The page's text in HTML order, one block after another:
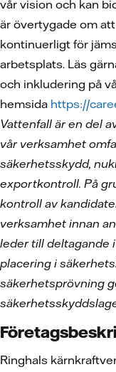
vår vision och kan
är övertygade om
kontinuerligt för
arbetsplats. Läs
och inkludering på
hemsida https://
Vattenfall är en del
vår verksamhet
säkerhetsskydd,
exportkontroll. På
kontroll av
verksamhet innan
leder till deltagande
placering i
säkerhetsprövning
Ringhals